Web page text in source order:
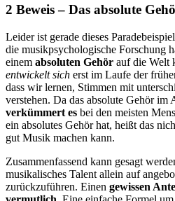
2 Beweis – Das absolute
Leider ist gerade dieses
die musikpsychologische Forschung
einem absoluten Gehör auf die Welt
entwickelt sich erst im Laufe der
dass wir lernen, Stimmen mit
verstehen. Da das absolute Gehör im
verkümmert es bei den meisten
ein absolutes Gehör hat, heißt das
gut Musik machen kann.
Zusammenfassend kann gesagt
musikalisches Talent allein auf
zurückzuführen. Einen gewissen